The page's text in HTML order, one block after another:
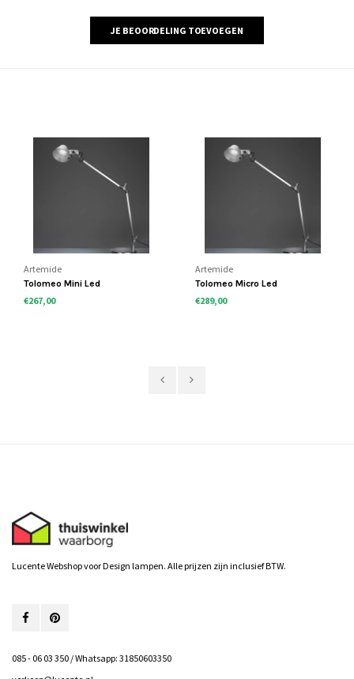
JE BEOORDELING TOEVOEGEN
Artemide
Tolomeo Mini Led
€267,00
Artemide
Tolomeo Micro Led
€289,00
Lucente Webshop voor Design lampen. Alle prijzen zijn inclusief BTW.
085 - 06 03 350 / Whatsapp: 31850603350